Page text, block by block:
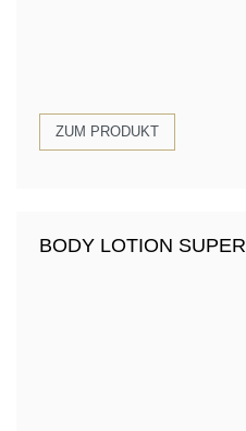
ZUM PRODUKT
BODY LOTION SUPER